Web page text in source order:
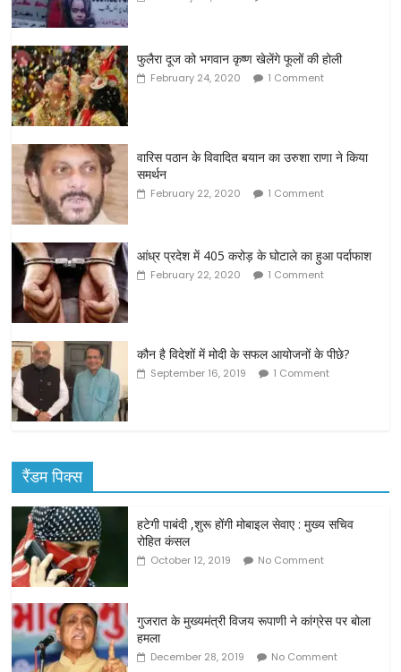
फुलैरा दूज को भगवान कृष्ण खेलेंगे फूलों की होली
February 24, 2020 1 Comment
वारिस पठान के विवादित बयान का उरुशा राणा ने किया
समर्थन
February 22, 2020 1 Comment
आंध्र प्रदेश में 405 करोड़ के घोटाले का हुआ पर्दाफाश
February 22, 2020 1 Comment
कौन है विदेशों में मोदी के सफल आयोजनों के पीछे?
September 16, 2019 1 Comment
रैंडम पिक्स
हटेगी पाबंदी ,शुरू होंगी मोबाइल सेवाए : मुख्य सचिव
रोहित कंसल
October 12, 2019 No Comment
गुजरात के मुख्यमंत्री विजय रूपाणी ने कांग्रेस पर बोला
हमला
December 28, 2019 No Comment